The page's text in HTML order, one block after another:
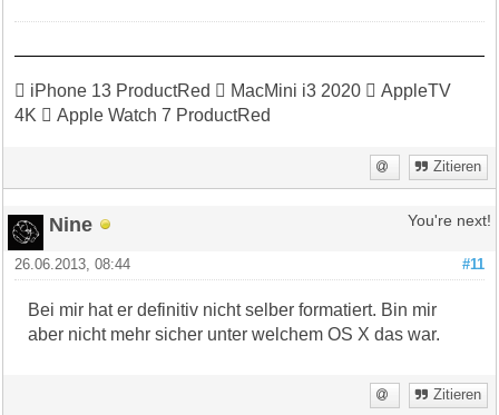
 iPhone 13 ProductRed  MacMini i3 2020  AppleTV
4K  Apple Watch 7 ProductRed
Zitieren
Nine You're next!
#11
26.06.2013, 08:44
Bei mir hat er definitiv nicht selber formatiert. Bin mir
aber nicht mehr sicher unter welchem OS X das war.
Zitieren